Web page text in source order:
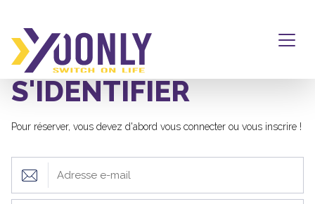
S'IDENTIFIER
Pour réserver, vous devez d'abord vous connecter ou vous inscrire !